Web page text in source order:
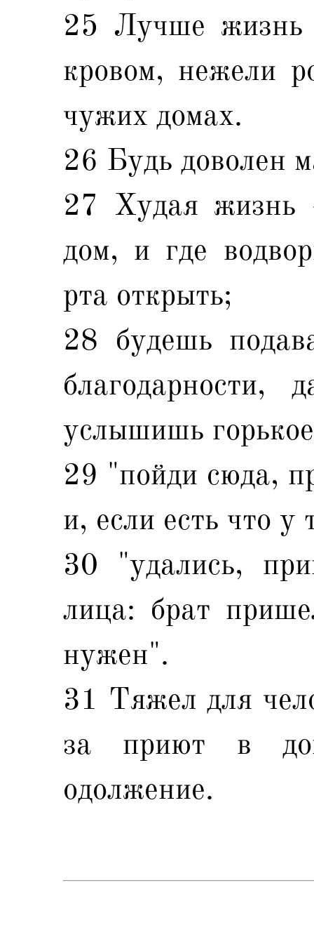
25 Лучше жизнь
кровом, нежели
чужих домах.
26 Будь доволен
27 Худая жизнь
дом, и где
рта открыть;
28 будешь
услышишь
29 "пойди сюда,
и, если есть что
30 "удались,
лица: брат
нужен".
31 Тяжел для
за приют в
одолжение.